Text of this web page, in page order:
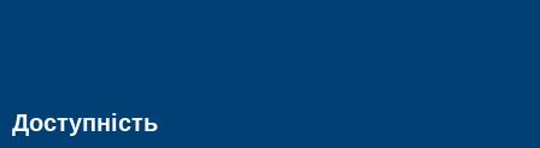
Доступність